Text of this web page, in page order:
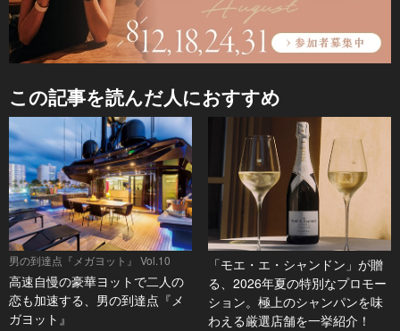
この記事を読んだ人におすすめ
男の到達点『メガヨット』 Vol.10
高速自慢の豪華ヨットで二人の
恋も加速する、男の到達点『メ
ガヨット』
「モエ・エ・シャンドン」が贈
る、2026年夏の特別なプロモー
ション。極上のシャンパンを味
わえる厳選店舗を一挙紹介！